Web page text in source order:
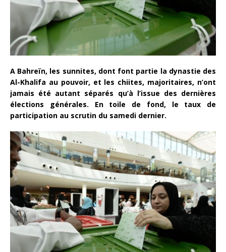
A Bahreïn, les sunnites, dont font partie la dynastie des
Al-Khalifa au pouvoir, et les chiites, majoritaires, n’ont
jamais été autant séparés qu’à l’issue des dernières
élections générales. En toile de fond, le taux de
participation au scrutin du samedi dernier.